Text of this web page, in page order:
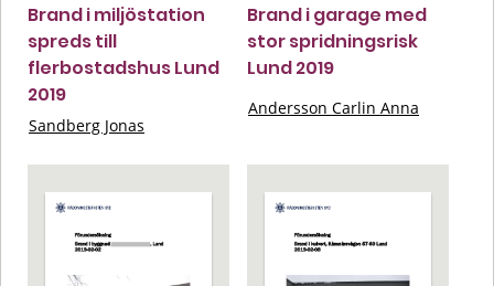
Brand i miljöstation
spreds till
flerbostadshus Lund
2019
Sandberg Jonas
Brand i garage med
stor spridningsrisk
Lund 2019
Andersson Carlin Anna